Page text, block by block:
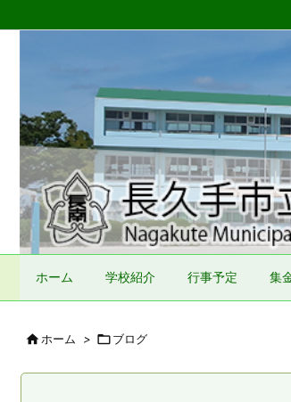
ホーム 学校紹介 行事予定 集
ホーム > ブログ